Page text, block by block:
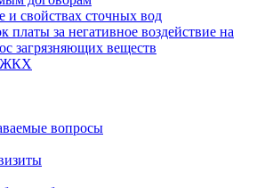
и свойствах сточных вод
за негативное воздействие на
загрязняющих веществ
ЖКХ
вопросы